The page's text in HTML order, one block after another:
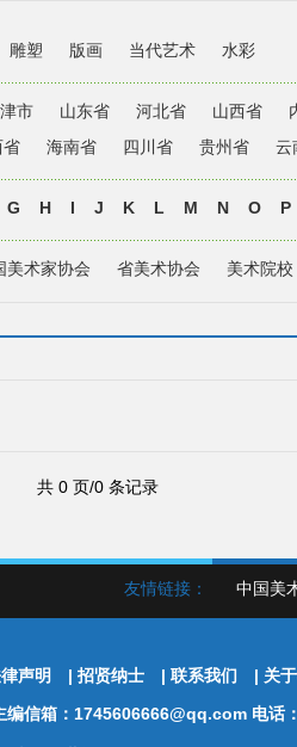
雕塑 版画 当代艺术 水彩
市 山东省 河北省 山西省
省 海南省 四川省 贵州省 云
G H I J K L M N O P
美术家协会 省美术协会 美术院校
共 0 页/0 条记录
友情链接： 中国美
声明 | 招贤纳士 | 联系我们 | 关
编信箱：1745606666@qq.com 电话